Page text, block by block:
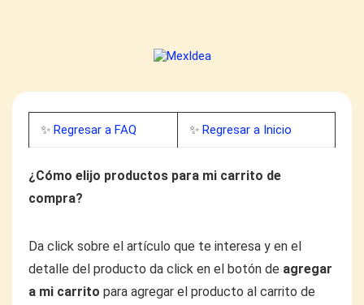
✨ Regresar a FAQ ✨ Regresar a Inicio
¿Cómo elijo productos para mi carrito de
compra?
Da click sobre el artículo que te interesa y en el
detalle del producto da click en el botón de agregar
a mi carrito para agregar el producto al carrito de